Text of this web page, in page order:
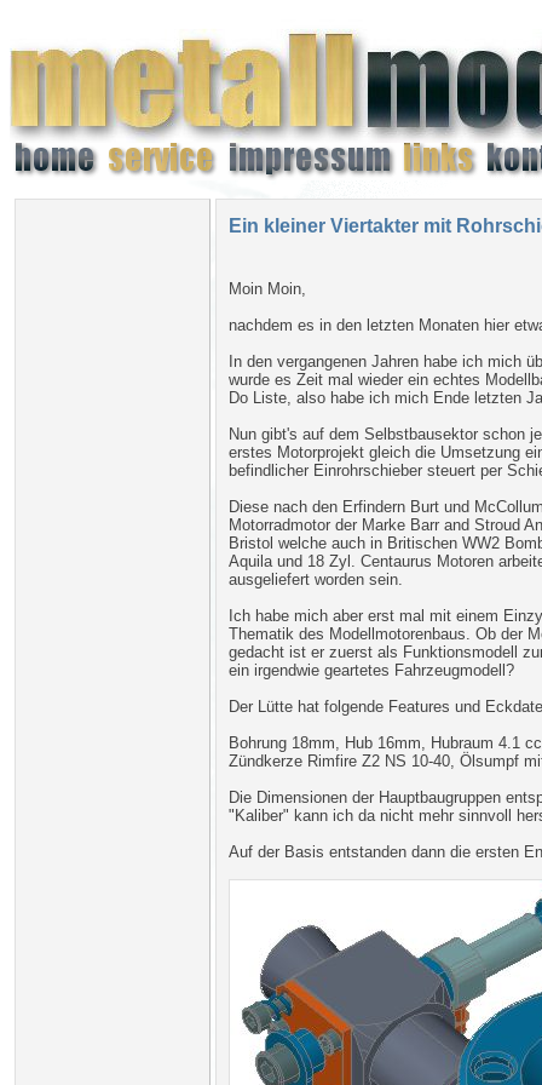
Ein kleiner Viertakter mit
Moin Moin,
nachdem es in den letzten Monaten hier
In den vergangenen Jahren habe ich mich
wurde es Zeit mal wieder ein echtes
Do Liste, also habe ich mich Ende letzten
Nun gibt's auf dem Selbstbausektor schon
erstes Motorprojekt gleich die Umsetzung
befindlicher Einrohrschieber steuert per
Diese nach den Erfindern Burt und
Motorradmotor der Marke Barr and Stroud
Bristol welche auch in Britischen WW2
Aquila und 18 Zyl. Centaurus Motoren
ausgeliefert worden sein.
Ich habe mich aber erst mal mit einem
Thematik des Modellmotorenbaus. Ob der
gedacht ist er zuerst als Funktionsmodell
ein irgendwie geartetes Fahrzeugmodell?
Der Lütte hat folgende Features und
Bohrung 18mm, Hub 16mm, Hubraum 4.1
Zündkerze Rimfire Z2 NS 10-40, Ölsumpf
Die Dimensionen der Hauptbaugruppen
"Kaliber" kann ich da nicht mehr sinnvoll
Auf der Basis entstanden dann die ersten